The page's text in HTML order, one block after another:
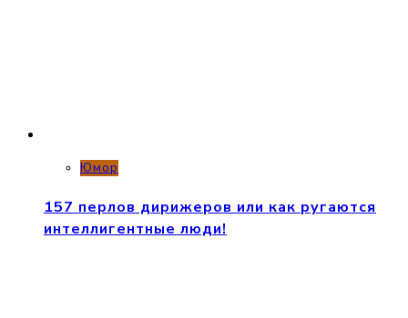
Юмор
157 перлов дирижеров или как ругаются
интеллигентные люди!